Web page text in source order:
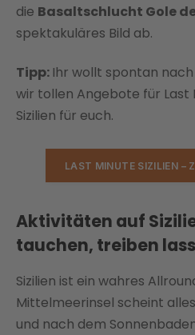
die Basaltschlucht Gole
spektakuläres Bild ab.
Tipp: Ihr wollt spontan nach
wir tollen Angebote für Last
Sizilien für euch.
LAST MINUTE SIZILIEN –
Aktivitäten auf
tauchen, treiben
Sizilien ist ein wahres
Mittelmeerinsel scheint
und nach dem